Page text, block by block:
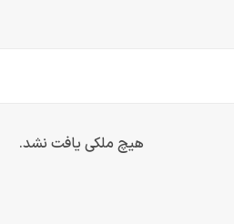
هیچ ملکی یافت نشد.